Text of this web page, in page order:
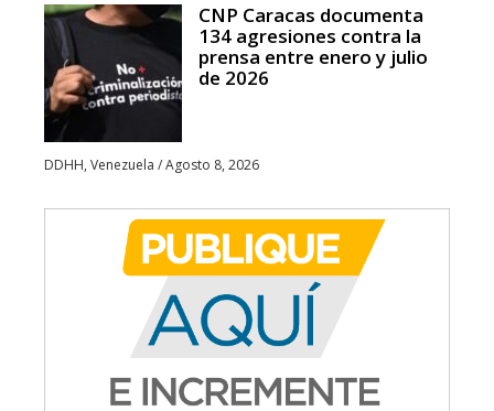
CNP Caracas documenta
134 agresiones contra la
prensa entre enero y julio
de 2026
DDHH, Venezuela /Agosto 8, 2026